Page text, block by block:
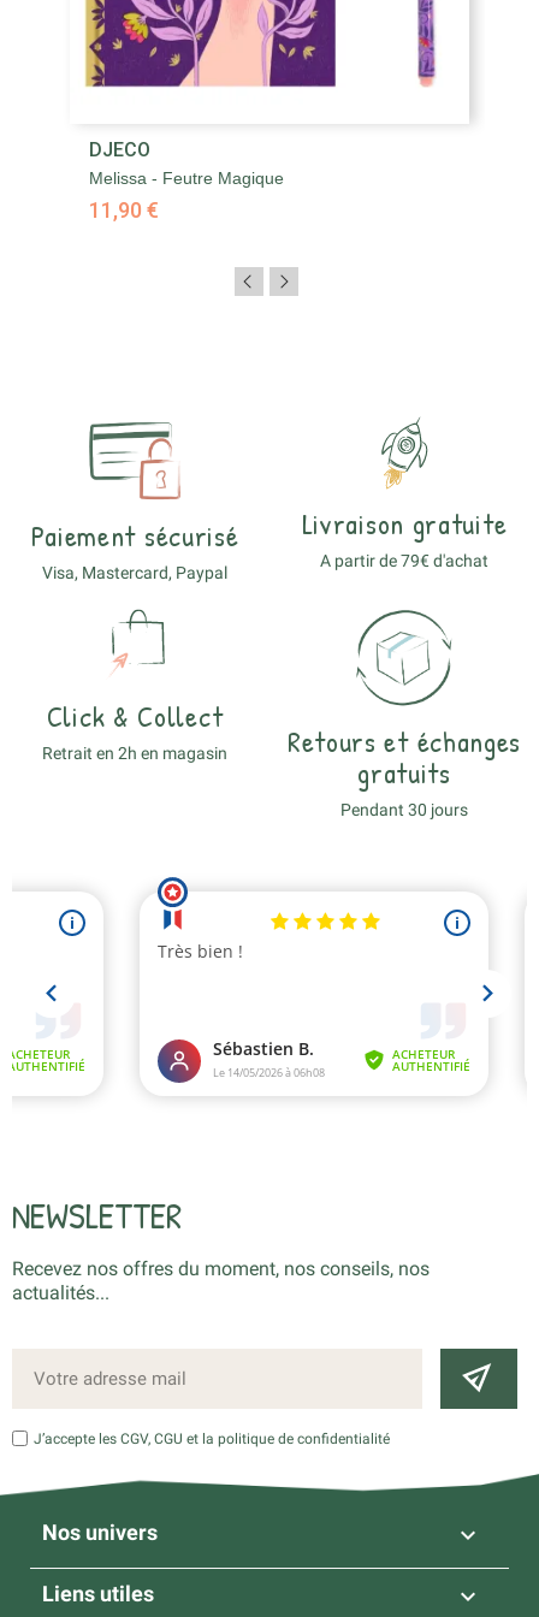
DJECO
Melissa - Feutre Magique
11,90 €
Paiement sécurisé
Visa, Mastercard, Paypal
Livraison gratuite
A partir de 79€ d'achat
Click & Collect
Retrait en 2h en magasin
Retours et échanges
gratuits
Pendant 30 jours
NEWSLETTER
Recevez nos offres du moment, nos conseils, nos
actualités...
J’accepte les CGV, CGU et la politique de confidentialité
Nos univers 
Liens utiles 